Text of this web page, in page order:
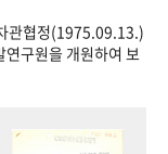
관협정(1975.09.13.)
구원을 개원하여 보